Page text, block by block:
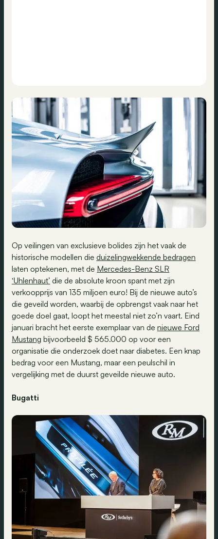
Op veilingen van exclusieve bolides zijn het vaak de
historische modellen die duizelingwekkende bedragen
laten optekenen, met de Mercedes-Benz SLR
‘Uhlenhaut’ die de absolute kroon spant met zijn
verkoopprijs van 135 miljoen euro! Bij de nieuwe auto’s
die geveild worden, waarbij de opbrengst vaak naar het
goede doel gaat, loopt het meestal niet zo’n vaart. Eind
januari bracht het eerste exemplaar van de nieuwe Ford
Mustang bijvoorbeeld $ 565.000 op voor een
organisatie die onderzoek doet naar diabetes. Een knap
bedrag voor een Mustang, maar een peulschil in
vergelijking met de duurst geveilde nieuwe auto.
Bugatti